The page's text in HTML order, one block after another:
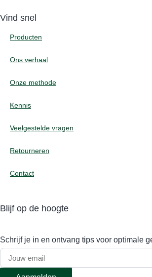
Vind snel
Producten
Ons verhaal
Onze methode
Kennis
Veelgestelde vragen
Retourneren
Contact
Blijf op de hoogte
Schrijf je in en ontvang tips voor optimale